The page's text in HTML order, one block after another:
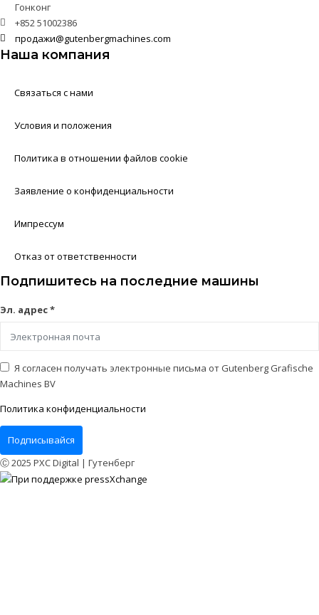
Гонконг
+852 51002386
продажи@gutenbergmachines.com
Наша компания
Связаться с нами
Условия и положения
Политика в отношении файлов cookie
Заявление о конфиденциальности
Импрессум
Отказ от ответственности
Подпишитесь на последние машины
Эл. адрес *
Я согласен получать электронные письма от Gutenberg Grafische
Machines BV
Политика конфиденциальности
Подписывайся
Ⓒ 2025 PXC Digital | Гутенберг